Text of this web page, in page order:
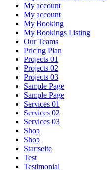
My account
My account
My Booking
My Bookings Listing
Our Teams
Pricing Plan
Projects 01
Projects 02
Projects 03
Sample Page
Sample Page
Services 01
Services 02
Services 03
Shop
Shop
Startseite
Test
Testimonial